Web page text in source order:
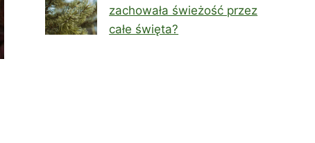
zachowała świeżość przez
całe święta?